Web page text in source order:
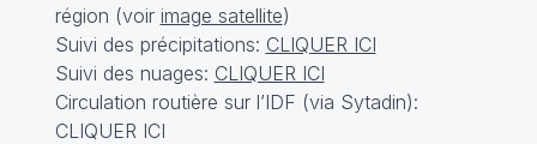
région (voir image satellite)
Suivi des précipitations: CLIQUER ICI
Suivi des nuages: CLIQUER ICI
Circulation routière sur l’IDF (via Sytadin):
CLIQUER ICI